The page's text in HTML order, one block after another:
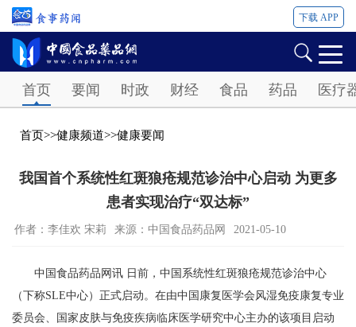
下载 APP
首页 要闻 时政 财经 食品 药品 医疗
首页>>健康频道>>健康要闻
我国首个系统性红斑狼疮规范诊治中心启动 为更多
患者实现治疗“双达标”
作者：李佳欢 宋莉 来源：中国食品药品网 2021-05-10
中国食品药品网讯 日前，中国系统性红斑狼疮规范诊治中心
（下称SLE中心）正式启动。在由中国康复医学会风湿免疫康复专业
委员会、国家皮肤与免疫疾病临床医学研究中心主办的该项目启动